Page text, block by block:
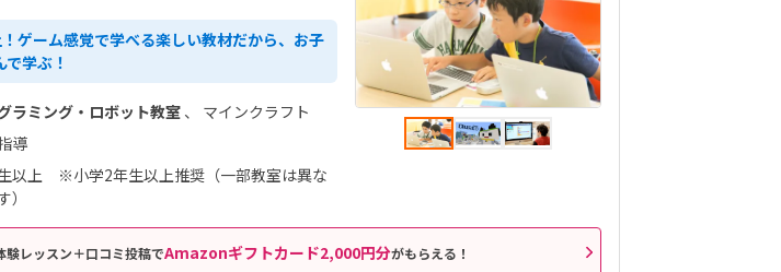
ゲーム感覚で学べる楽しい教材だから、お子
学ぶ！
ラミング・ロボット教室
マインクラフト
導
以上 ※小学2年生以上推奨（一部教室は異な
）
験レッスン＋口コミ投稿でAmazonギフトカード2,000円分がもらえる！